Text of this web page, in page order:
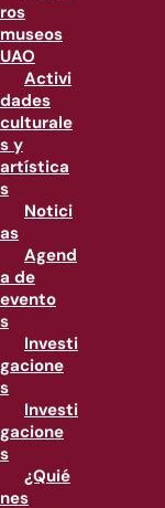
ros
museos
UAO
Activi
dades
culturale
s y
artística
s
Notici
as
Agend
a de
evento
s
Investi
gacione
s
Investi
gacione
s
¿Quié
nes